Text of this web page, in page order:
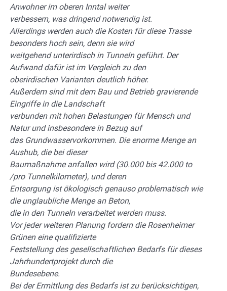
Anwohner im oberen Inntal weiter
verbessern, was dringend notwendig ist.
Allerdings werden auch die Kosten für diese Trasse
besonders hoch sein, denn sie wird
weitgehend unterirdisch in Tunneln geführt. Der
Aufwand dafür ist im Vergleich zu den
oberirdischen Varianten deutlich höher.
Außerdem sind mit dem Bau und Betrieb gravierende
Eingriffe in die Landschaft
verbunden mit hohen Belastungen für Mensch und
Natur und insbesondere in Bezug auf
das Grundwasservorkommen. Die enorme Menge an
Aushub, die bei dieser
Baumaßnahme anfallen wird (30.000 bis 42.000 to
/pro Tunnelkilometer), und deren
Entsorgung ist ökologisch genauso problematisch wie
die unglaubliche Menge an Beton,
die in den Tunneln verarbeitet werden muss.
Vor jeder weiteren Planung fordern die Rosenheimer
Grünen eine qualifizierte
Feststellung des gesellschaftlichen Bedarfs für dieses
Jahrhundertprojekt durch die
Bundesebene.
Bei der Ermittlung des Bedarfs ist zu berücksichtigen,